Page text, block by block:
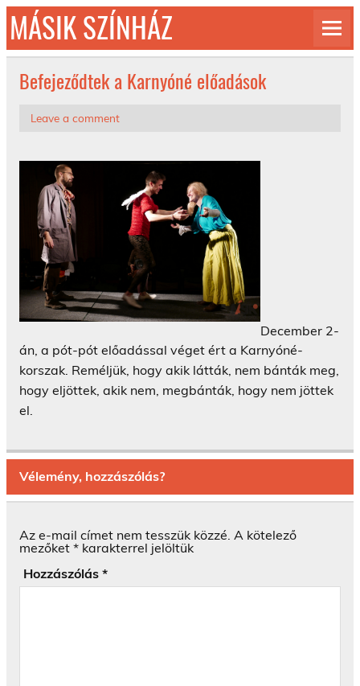
Skip
content
MÁSIK SZÍNHÁZ
© 1992-2026
Befejeződtek a Karnyóné előadások
Leave a comment
December 2-
án, a pót-pót előadással véget ért a Karnyóné-
korszak. Reméljük, hogy akik látták, nem bánták meg,
hogy eljöttek, akik nem, megbánták, hogy nem jöttek
el.
Vélemény, hozzászólás?
Az e-mail címet nem tesszük közzé. A kötelező
mezőket * karakterrel jelöltük
Hozzászólás *